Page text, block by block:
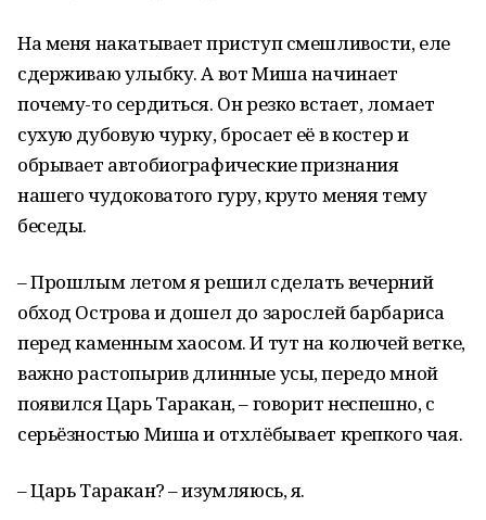
На меня накатывает приступ смешливости, еле
сдерживаю улыбку. А вот Миша начинает
почему-то сердиться. Он резко встает, ломает
сухую дубовую чурку, бросает её в костер и
обрывает автобиографические признания
нашего чудоковатого гуру, круто меняя тему
беседы.
– Прошлым летом я решил сделать вечерний
обход Острова и дошел до зарослей барбариса
перед каменным хаосом. И тут на колючей ветке,
важно растопырив длинные усы, передо мной
появился Царь Таракан, – говорит неспешно, с
серьёзностью Миша и отхлёбывает крепкого чая.
– Царь Таракан? – изумляюсь, я.